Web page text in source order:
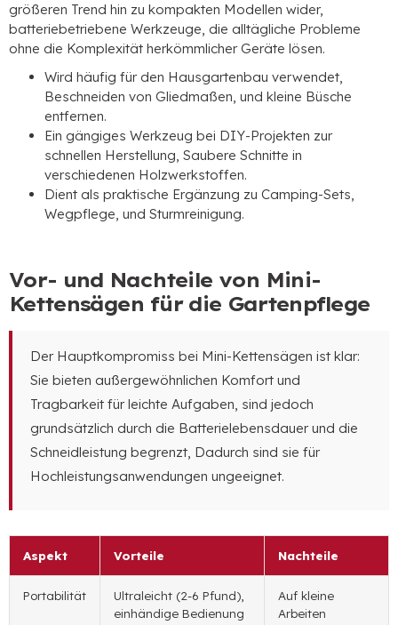
größeren Trend hin zu kompakten Modellen wider,
batteriebetriebene Werkzeuge, die alltägliche Probleme
ohne die Komplexität herkömmlicher Geräte lösen.
Wird häufig für den Hausgartenbau verwendet,
Beschneiden von Gliedmaßen, und kleine Büsche
entfernen.
Ein gängiges Werkzeug bei DIY-Projekten zur
schnellen Herstellung, Saubere Schnitte in
verschiedenen Holzwerkstoffen.
Dient als praktische Ergänzung zu Camping-Sets,
Wegpflege, und Sturmreinigung.
Vor- und Nachteile von Mini-
Kettensägen für die Gartenpflege
Der Hauptkompromiss bei Mini-Kettensägen ist klar:
Sie bieten außergewöhnlichen Komfort und
Tragbarkeit für leichte Aufgaben, sind jedoch
grundsätzlich durch die Batterielebensdauer und die
Schneidleistung begrenzt, Dadurch sind sie für
Hochleistungsanwendungen ungeeignet.
Aspekt Vorteile Nachteile
Portabilität
Ultraleicht (2-6 Pfund),
einhändige Bedienung
Auf kleine
Arbeiten